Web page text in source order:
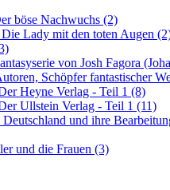
böse Nachwuchs (2)
Lady mit den toten Augen
von Josh Fagora
Schöpfer fantastischer
Heyne Verlag - Teil 1 (8)
Ullstein Verlag - Teil 1 (11)
und ihre
und die Frauen (3)